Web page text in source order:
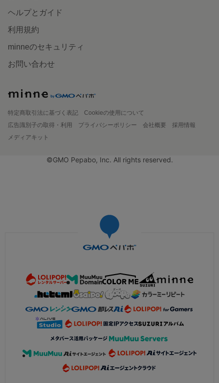
ヘルプとガイド
利用規約
minneのセキュリティ
お問い合わせ
特定商取引法に基づく表記
Cookieの使用について
広告識別子の取得・利用
プライバシーポリシー 会社概要
採用情報
メディアキット
©GMO Pepabo, Inc. All rights reserved.